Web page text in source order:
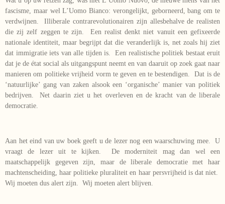
fascisme, maar wel L’Uomo Bianco: verongelijkt, geborneerd, bang om te
verdwijnen. Illiberale contrarevolutionairen zijn allesbehalve de realisten
die zij zelf zeggen te zijn. Een realist denkt niet vanuit een gefixeerde
nationale identiteit, maar begrijpt dat die veranderlijk is, net zoals hij ziet
dat immigratie iets van alle tijden is. Een realistische politiek bestaat eruit
dat je de état social als uitgangspunt neemt en van daaruit op zoek gaat naar
manieren om politieke vrijheid vorm te geven en te bestendigen. Dat is de
‘natuurlijke’ gang van zaken alsook een ‘organische’ manier van politiek
bedrijven. Net daarin ziet u het overleven en de kracht van de liberale
democratie.
Aan het eind van uw boek geeft u de lezer nog een waarschuwing mee. U
vraagt de lezer uit te kijken. De moderniteit mag dan wel een
maatschappelijk gegeven zijn, maar de liberale democratie met haar
machtenscheiding, haar politieke pluraliteit en haar persvrijheid is dat niet.
Wij moeten dus alert zijn. Wij moeten alert blijven.